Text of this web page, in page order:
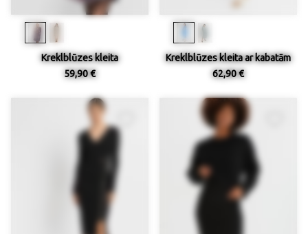
Kreklblūzes kleita
59,90 €
Kreklblūzes kleita ar kabatām
62,90 €